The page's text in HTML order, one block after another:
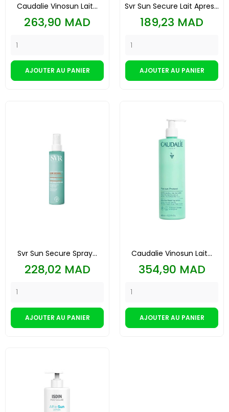
Caudalie Vinosun Lait...
Prix
263,90 MAD
AJOUTER AU PANIER
Svr Sun Secure Lait Apres...
Prix
189,23 MAD
AJOUTER AU PANIER
Svr Sun Secure Spray...
Prix
228,02 MAD
AJOUTER AU PANIER
Caudalie Vinosun Lait...
Prix
354,90 MAD
AJOUTER AU PANIER